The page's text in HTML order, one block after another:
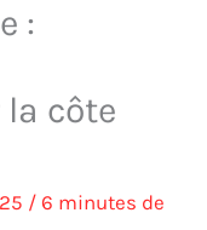
:
côte
/ 6 minutes de